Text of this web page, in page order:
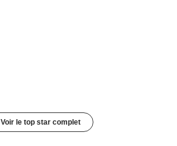
Voir le top star complet